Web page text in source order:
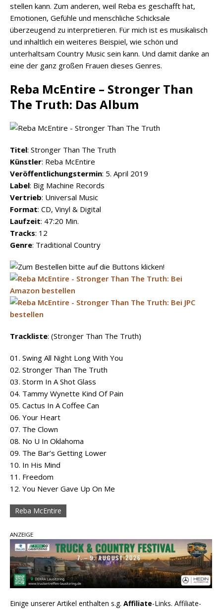
stellen kann. Zum anderen, weil Reba es geschafft hat,
Emotionen, Gefühle und menschliche Schicksale
überzeugend zu interpretieren. Für mich ist es musikalisch
und inhaltlich ein weiteres Beispiel, wie schön und
unterhaltsam Country Music sein kann. Und damit danke an
eine der ganz großen Frauen dieses Genres.
Reba McEntire – Stronger Than
The Truth: Das Album
Titel: Stronger Than The Truth
Künstler: Reba McEntire
Veröffentlichungstermin: 5. April 2019
Label: Big Machine Records
Vertrieb: Universal Music
Format: CD, Vinyl & Digital
Laufzeit: 47:20 Min.
Tracks: 12
Genre: Traditional Country
Trackliste: (Stronger Than The Truth)
01. Swing All Night Long With You
02. Stronger Than The Truth
03. Storm In A Shot Glass
04. Tammy Wynette Kind Of Pain
05. Cactus In A Coffee Can
06. Your Heart
07. The Clown
08. No U In Oklahoma
09. The Bar’s Getting Lower
10. In His Mind
11. Freedom
12. You Never Gave Up On Me
Reba McEntire
ANZEIGE
Einige unserer Artikel enthalten s.g. Affiliate-Links. Affiliate-